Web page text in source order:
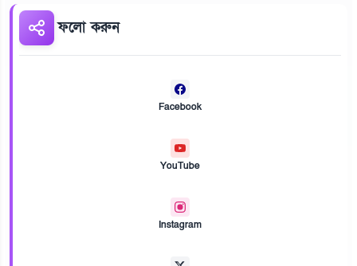
ফলো করুন
Facebook
YouTube
Instagram